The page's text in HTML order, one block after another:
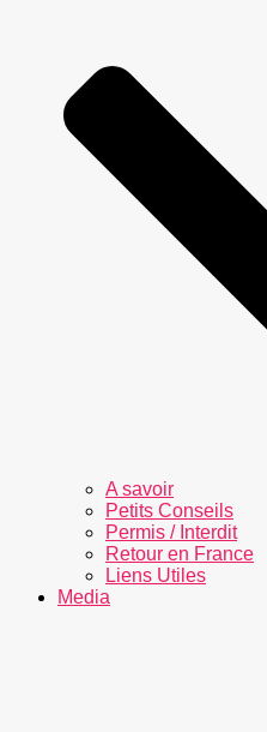
A savoir
Petits Conseils
Permis / Interdit
Retour en France
Liens Utiles
Media